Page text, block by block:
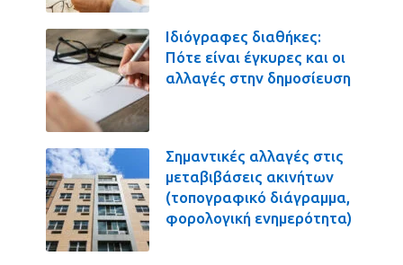
Ιδιόγραφες διαθήκες:
Πότε είναι έγκυρες και οι
αλλαγές στην δημοσίευση
Σημαντικές αλλαγές στις
μεταβιβάσεις ακινήτων
(τοπογραφικό διάγραμμα,
φορολογική ενημερότητα)